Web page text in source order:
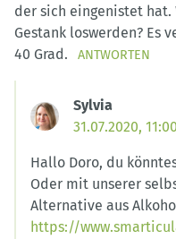
der sich eingenistet hat.
Gestank loswerden? Es
40 Grad.
ANTWORTEN
Sylvia
31.07.2020, 11:00
Hallo Doro, du
Oder mit unserer
Alternative aus
https://